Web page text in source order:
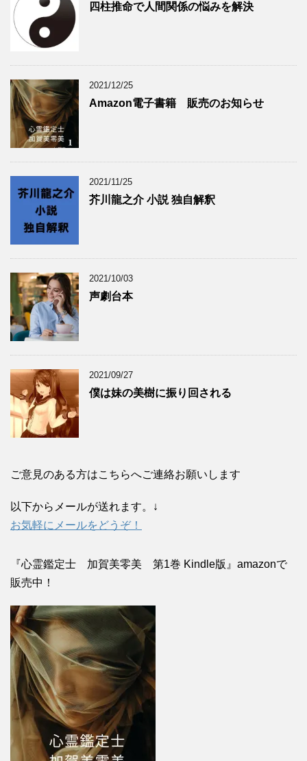
四柱推命で人間関係の悩みを解決
2021/12/25
Amazon電子書籍 販売のお知らせ
2021/11/25
芥川龍之介 小説 独自解釈
2021/10/03
声劇台本
2021/09/27
僕は妹の美樹に振り回される
ご意見のある方はこちらへご連絡お願いします
以下からメールが送れます。↓
お気軽にメールをどうぞ！
『心霊鑑定士 加賀美零美 第1巻 Kindle版』amazonで
販売中！